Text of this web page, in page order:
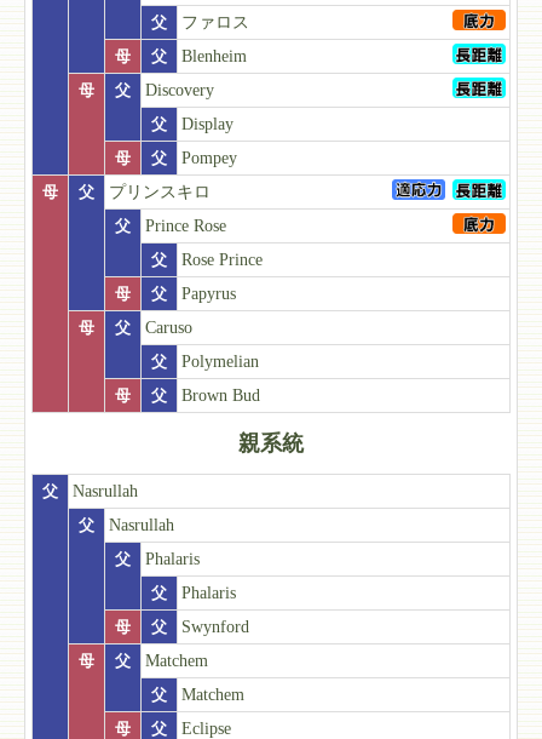
父
ファロス
母
父
Blenheim
母
父
Discovery
父
Display
母
父
Pompey
母
父
プリンスキロ
父
Prince Rose
父
Rose Prince
母
父
Papyrus
母
父
Caruso
父
Polymelian
母
父 Brown Bud
親系統
父
Nasrullah
父
Nasrullah
父
Phalaris
父
Phalaris
母
父
Swynford
母
父
Matchem
父
Matchem
母
父
Eclipse